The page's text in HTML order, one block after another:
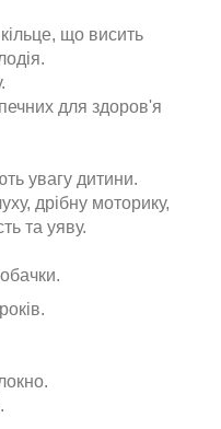
що висить
для здоров'я
увагу дитини.
дрібну моторику,
та уяву.